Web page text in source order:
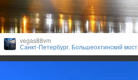
vegas88vm
Санкт-Петербург. Большеохтинский мост